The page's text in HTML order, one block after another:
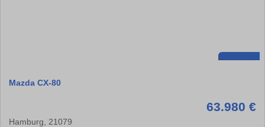
Mazda CX-80
63.980 €
Hamburg, 21079